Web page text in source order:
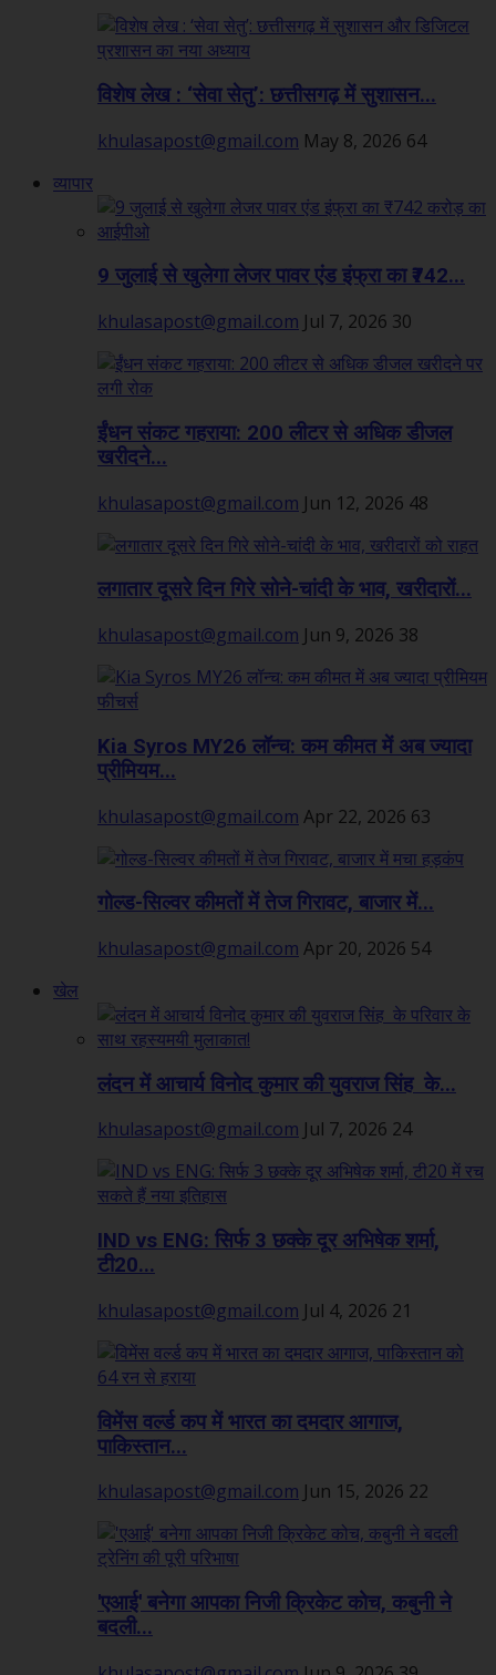
विशेष लेख : ‘सेवा सेतु’: छत्तीसगढ़ में सुशासन...
khulasapost@gmail.com May 8, 2026 64
व्यापार
9 जुलाई से खुलेगा लेजर पावर एंड इंफ्रा का ₹742...
khulasapost@gmail.com Jul 7, 2026 30
ईंधन संकट गहराया: 200 लीटर से अधिक डीजल
खरीदने...
khulasapost@gmail.com Jun 12, 2026 48
लगातार दूसरे दिन गिरे सोने-चांदी के भाव, खरीदारों...
khulasapost@gmail.com Jun 9, 2026 38
Kia Syros MY26 लॉन्च: कम कीमत में अब ज्यादा
प्रीमियम...
khulasapost@gmail.com Apr 22, 2026 63
गोल्ड-सिल्वर कीमतों में तेज गिरावट, बाजार में...
khulasapost@gmail.com Apr 20, 2026 54
खेल
लंदन में आचार्य विनोद कुमार की युवराज सिंह के...
khulasapost@gmail.com Jul 7, 2026 24
IND vs ENG: सिर्फ 3 छक्के दूर अभिषेक शर्मा,
टी20...
khulasapost@gmail.com Jul 4, 2026 21
विमेंस वर्ल्ड कप में भारत का दमदार आगाज,
पाकिस्तान...
khulasapost@gmail.com Jun 15, 2026 22
'एआई' बनेगा आपका निजी क्रिकेट कोच, कबुनी ने
बदली...